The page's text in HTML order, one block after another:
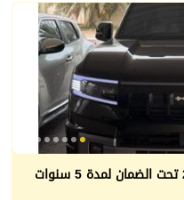
للبيع ليبارد 8 بلاك شيب موديل 2025 تحت الضمان لمدة 5 سنوات